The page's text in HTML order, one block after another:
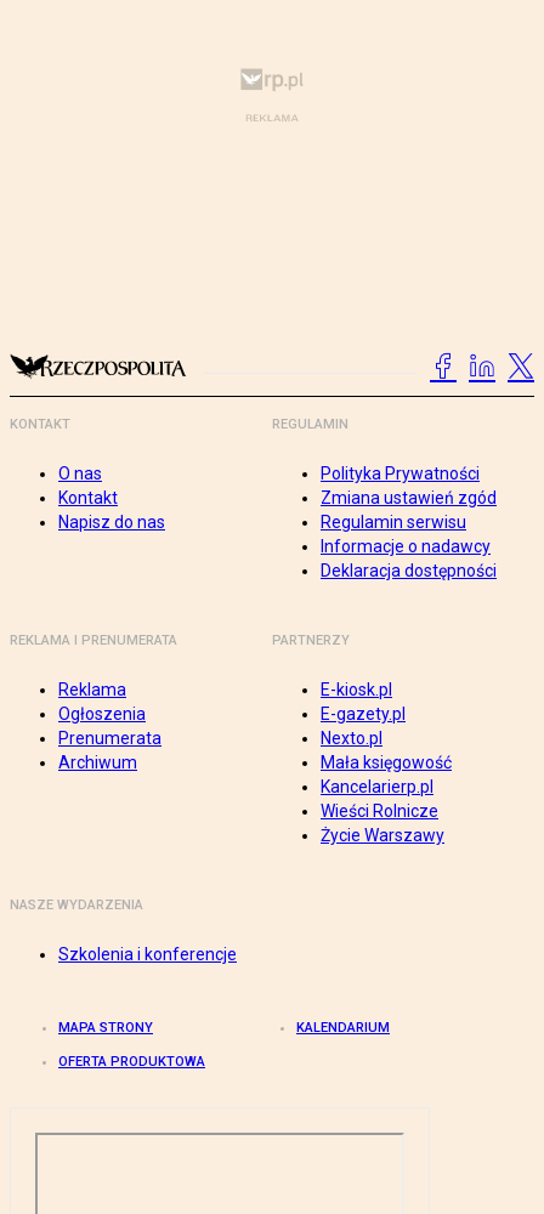
KONTAKT
O nas
Kontakt
Napisz do nas
REGULAMIN
Polityka Prywatności
Zmiana ustawień zgód
Regulamin serwisu
Informacje o nadawcy
Deklaracja dostępności
REKLAMA I PRENUMERATA
Reklama
Ogłoszenia
Prenumerata
Archiwum
PARTNERZY
E-kiosk.pl
E-gazety.pl
Nexto.pl
Mała księgowość
Kancelarierp.pl
Wieści Rolnicze
Życie Warszawy
NASZE WYDARZENIA
Szkolenia i konferencje
MAPA STRONY KALENDARIUM
OFERTA PRODUKTOWA